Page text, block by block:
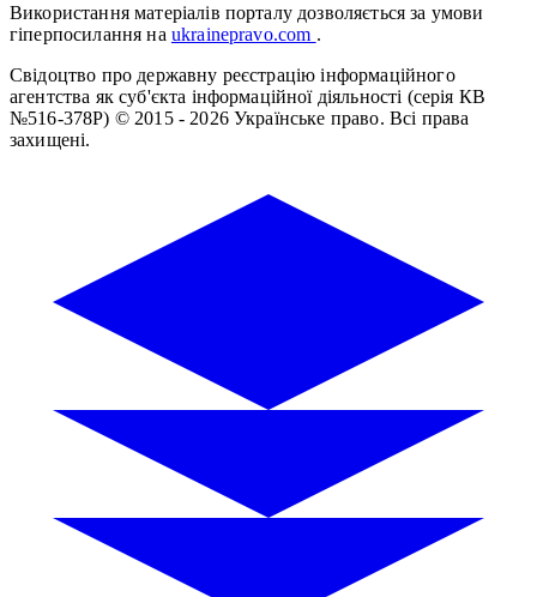
Використання матеріалів порталу дозволяється за умови
гіперпосилання на ukrainepravo.com .
Свідоцтво про державну реєстрацію інформаційного
агентства як суб'єкта інформаційної діяльності (серія КВ
№516-378Р) © 2015 - 2026 Українське право. Всі права
захищені.